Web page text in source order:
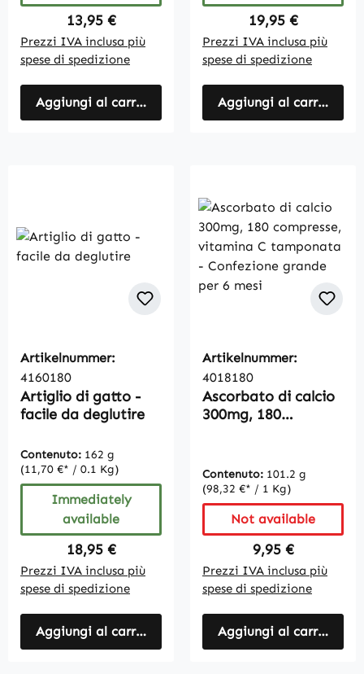
Regular price:
13,95 €
Prezzi IVA inclusa più
spese di spedizione
Aggiungi al carrello
Regular price:
19,95 €
Prezzi IVA inclusa più
spese di spedizione
Aggiungi al carrello
Artikelnummer:
4160180
Artiglio di gatto -
facile da deglutire
Contenuto: 162 g
(11,70 €* / 0.1 Kg)
Immediately
available
Regular price:
18,95 €
Prezzi IVA inclusa più
spese di spedizione
Aggiungi al carrello
Artikelnummer:
4018180
Ascorbato di calcio
300mg, 180
tamponata -
Confezione grande
per 6 mesi
Contenuto: 101.2 g
(98,32 €* / 1 Kg)
Not available
Regular price:
9,95 €
Prezzi IVA inclusa più
spese di spedizione
Aggiungi al carrello